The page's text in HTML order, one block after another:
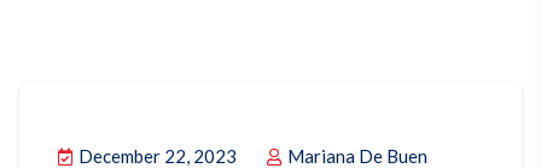
December 22, 2023
Mariana De Buen